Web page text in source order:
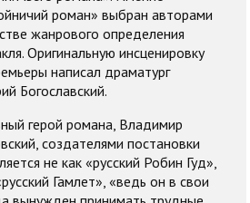
роман» выбран авторами
жанрового определения
Оригинальную инсценировку
написал драматург
Богославский.
герой романа, Владимир
создателями постановки
не как «русский Робин Гуд»,
Гамлет», «ведь он в свои